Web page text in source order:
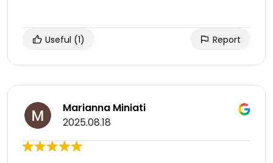
Useful (1) Report
Marianna Miniati
2025.08.18